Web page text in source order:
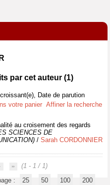
par cet auteur (1)
Date de parution
votre panier Affiner la recherche
au croisement des regards
SCIENCES DE
/ Sarah CORDONNIER
(1 - 1 / 1)
:
25 50 100 200